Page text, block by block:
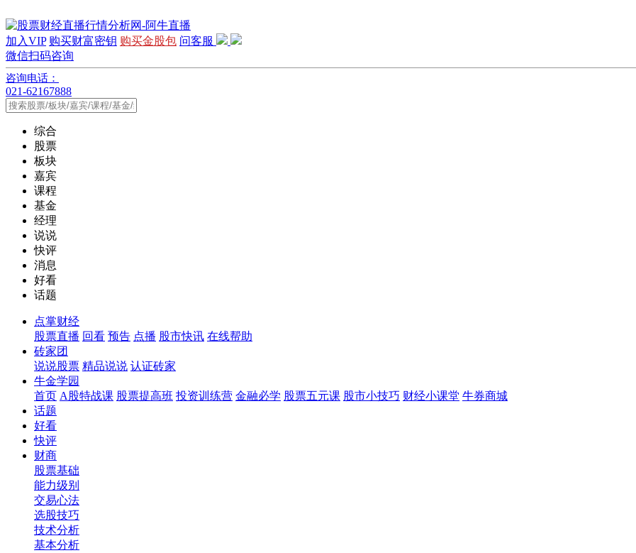
加入VIP 购买财富密钥 购买金股包 问客服
微信扫码咨询
咨询电话：
021-62167888
综合
股票
板块
嘉宾
课程
基金
经理
说说
快评
消息
好看
话题
点掌财经
股票直播 回看 预告 点播 股市快讯 在线帮助
砖家团
说说股票 精品说说 认证砖家
牛金学园
首页 A股特战课 股票提高班 投资训练营 金融必学 股票五元课 股市小技巧 财经小课堂 牛券商城
话题
好看
快评
财商
股票基础
能力级别
交易心法
选股技巧
技术分析
基本分析